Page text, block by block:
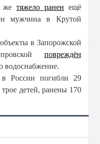
жетяжело ранен ещё
мужчина в Крутой
в Запорожской
повреждён
водоснабжение.
России погибли 29
детей, ранены 170